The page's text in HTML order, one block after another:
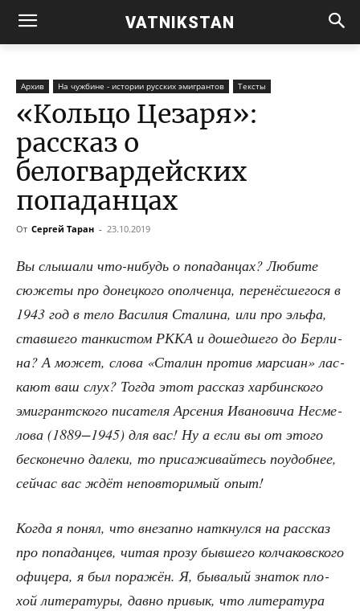
VATNIKSTAN
Архив На чужбине - истории русских эмигрантов Тексты
«Кольцо Цезаря»:
рассказ о
белогвардейских
попаданцах
От Сергей Таран - 23.10.2019
Вы слы­ша­ли что-нибудь о попа­дан­цах? Люби­те
сюже­ты про донец­ко­го опол­чен­ца, пере­нёс­ше­го­ся в
1943 год в тело Васи­лия Ста­ли­на, или про эль­фа,
став­ше­го тан­ки­стом РККА и дошед­ше­го до Бер­ли­
на? А может, сло­ва «Ста­лин про­тив мар­си­ан» лас­
ка­ют ваш слух? Тогда этот рас­сказ хар­бин­ско­го
эми­грант­ско­го писа­те­ля Арсе­ния Ива­но­ви­ча Несме­
ло­ва (1889−1945) для вас! Ну а если вы от это­го
бес­ко­неч­но дале­ки, то при­са­жи­вай­тесь поудоб­нее,
сей­час вас ждёт непо­вто­ри­мый опыт!
Когда я понял, что вне­зап­но наткнул­ся на рас­сказ
про попа­дан­цев, читая про­зу быв­ше­го кол­ча­ков­ско­го
офи­це­ра, я был пора­жён. Я, быва­лый зна­ток пло­
хой лите­ра­ту­ры, дав­но при­вык, что лите­ра­ту­ра